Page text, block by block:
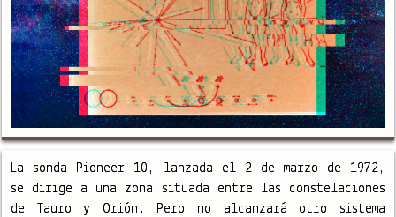
La sonda Pioneer 10, lanzada el 2 de marzo de 1972,
se dirige a una zona situada entre las constelaciones
de Tauro y Orión. Pero no alcanzará otro sistema